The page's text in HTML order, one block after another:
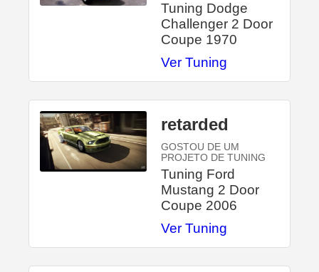
Tuning Dodge
Challenger 2 Door
Coupe 1970
Ver Tuning
retarded
GOSTOU DE UM
PROJETO DE TUNING
Tuning Ford
Mustang 2 Door
Coupe 2006
Ver Tuning